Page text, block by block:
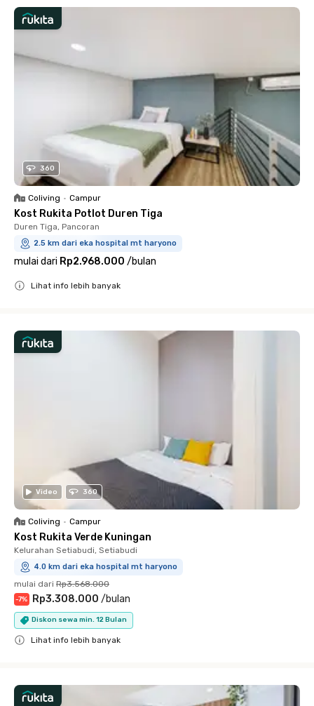
360
Coliving • Campur
Kost Rukita Potlot Duren Tiga
Duren Tiga, Pancoran
2.5 km dari eka hospital mt haryono
mulai dari Rp2.968.000 /bulan
Lihat info lebih banyak
Video 360
Coliving • Campur
Kost Rukita Verde Kuningan
Kelurahan Setiabudi, Setiabudi
4.0 km dari eka hospital mt haryono
mulai dari Rp3.568.000
-7% Rp3.308.000 /bulan
Diskon sewa min. 12 Bulan
Lihat info lebih banyak